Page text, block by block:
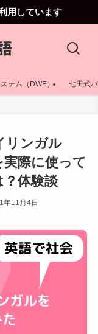
用しています
テム（DWE） 七田式
リンガル
際に使って
体験談
年11月4日